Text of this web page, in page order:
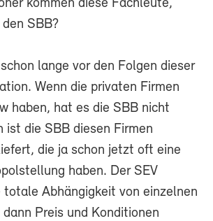
kommen diese Fachleute,
SBB?
lange vor den Folgen dieser
Wenn die privaten Firmen
haben, hat es die SBB nicht
ist die SBB diesen Firmen
die ja schon jetzt oft eine
haben. Der SEV
Abhängigkeit von einzelnen
Preis und Konditionen